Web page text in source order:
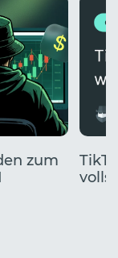
zum